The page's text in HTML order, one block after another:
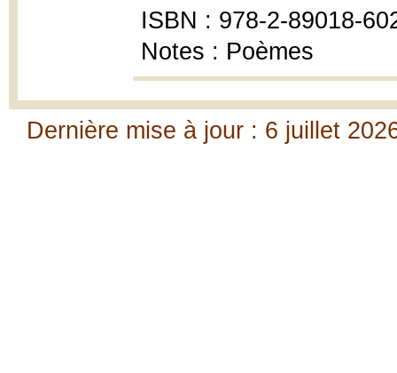
ISBN : 978-2-89018-
Notes : Poèmes
Dernière mise à jour : 6 juillet